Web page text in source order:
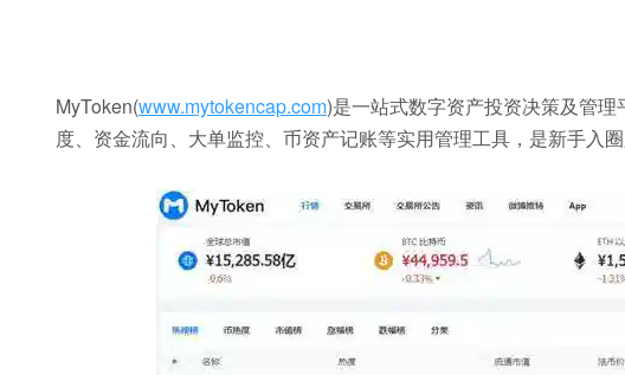
MyToken(www.mytokencap.com)是一站式数字资产投资决策及管
度、资金流向、大单监控、币资产记账等实用管理工具，是新手入圈